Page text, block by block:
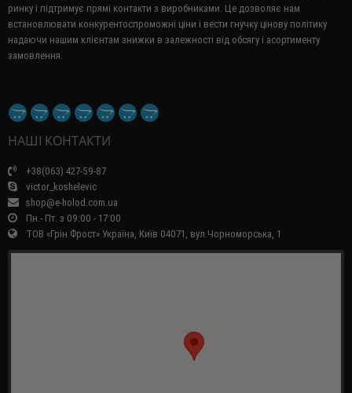
ринку і підтримує прямі контакти з виробниками. Це дозволяє нам
встановлювати конкурентоспроможні ціни і вести гнучку цінову політику
надаючи нашим клієнтам знижки в залежності від обсягу і асортименту
замовлення.
НАШІ КОНТАКТИ
+38(063) 427-59-87
victor_koshelevic
shop@e-holod.com.ua
Пн.- Пт. з 09:00 - 17:00
ТОВ «Грін Фрост» Україна, Київ 04071, вул.Чорноморська, 1